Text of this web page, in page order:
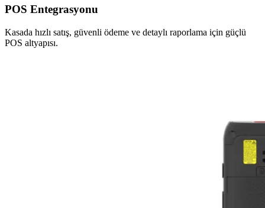
POS Entegrasyonu
Kasada hızlı satış, güvenli ödeme ve detaylı raporlama için güçlü
POS altyapısı.